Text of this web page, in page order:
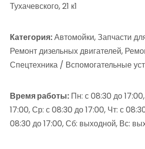
Тухачевского, 21 к1
Категория:Автомойки, Запчасти
Ремонт дизельных двигателей,
Спецтехника / Вспомогательные
Время работы: Пн: с 08:30 до
17:00, Ср: с 08:30 до 17:00, Чт: с
08:30 до 17:00, Сб: выходной, Вс: